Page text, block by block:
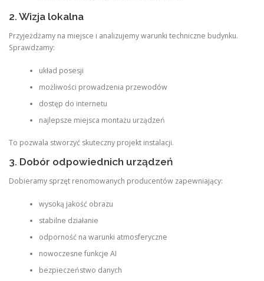
2. Wizja lokalna
Przyjeżdżamy na miejsce i analizujemy warunki techniczne budynku.
Sprawdzamy:
układ posesji
możliwości prowadzenia przewodów
dostęp do internetu
najlepsze miejsca montażu urządzeń
To pozwala stworzyć skuteczny projekt instalacji.
3. Dobór odpowiednich urządzeń
Dobieramy sprzęt renomowanych producentów zapewniający:
wysoką jakość obrazu
stabilne działanie
odporność na warunki atmosferyczne
nowoczesne funkcje AI
bezpieczeństwo danych